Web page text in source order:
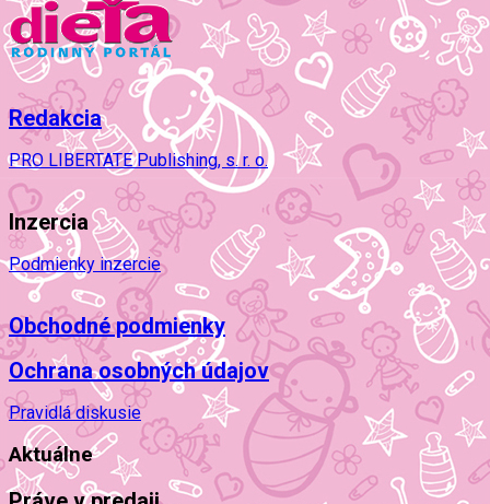
Redakcia
PRO LIBERTATE Publishing, s. r. o.
Inzercia
Podmienky inzercie
Obchodné podmienky
Ochrana osobných údajov
Pravidlá diskusie
Aktuálne